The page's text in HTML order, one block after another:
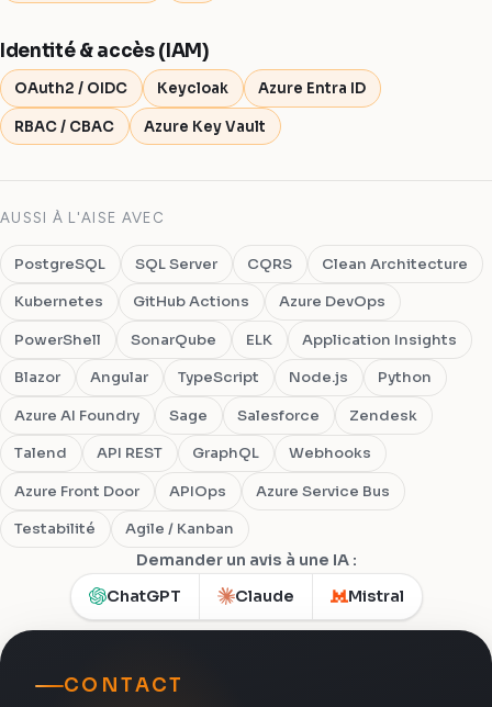
Identité & accès (IAM)
OAuth2 / OIDC Keycloak Azure Entra ID
RBAC / CBAC Azure Key Vault
AUSSI À L'AISE AVEC
PostgreSQL SQL Server CQRS Clean Architecture
Kubernetes GitHub Actions Azure DevOps
PowerShell SonarQube ELK Application Insights
Blazor Angular TypeScript Node.js Python
Azure AI Foundry Sage Salesforce Zendesk
Talend API REST GraphQL Webhooks
Azure Front Door APIOps Azure Service Bus
Testabilité Agile / Kanban
Demander un avis à une IA :
ChatGPT
Claude Mistral
CONTACT